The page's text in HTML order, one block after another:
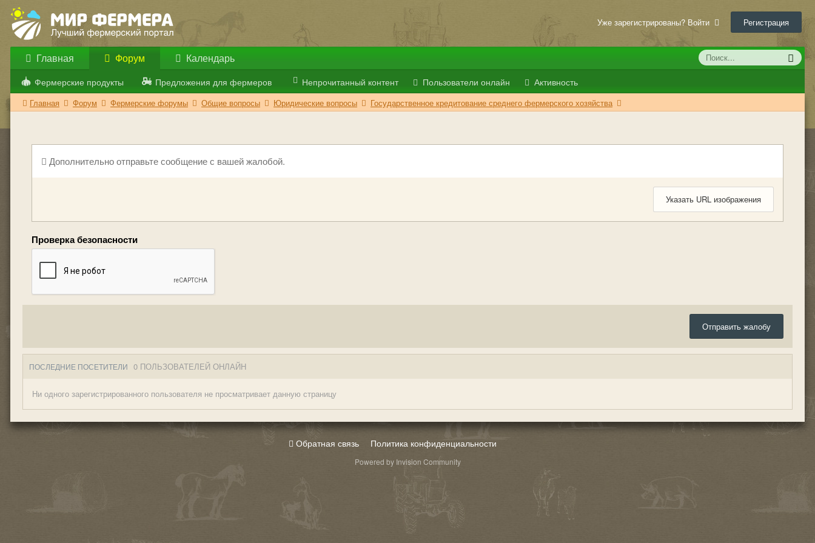
Уже зарегистрированы? Войти Регистрация
Главная Форум
Фермерские продукты Предложения для фермеров Непрочитанный контент Пользователи онлайн Активность
Календарь
Главная Форум Фермерские форумы Общие вопросы Юридические вопросы Государственное кредитование среднего фермерского хозяйства
Дополнительно отправьте сообщение с вашей жалобой.
Указать URL изображения
Проверка безопасности
Отправить жалобу
ПОСЛЕДНИЕ ПОСЕТИТЕЛИ 0 ПОЛЬЗОВАТЕЛЕЙ ОНЛАЙН
Ни одного зарегистрированного пользователя не просматривает данную страницу
Обратная связь Политика конфиденциальности
Powered by Invision Community